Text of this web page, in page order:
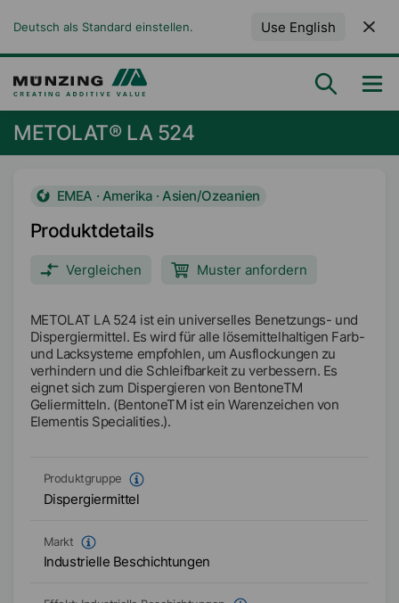
Deutsch als Standard einstellen. Use English
METOLAT® LA 524
EMEA · Amerika · Asien/Ozeanien
Produktdetails
Vergleichen Muster anfordern
METOLAT LA 524 ist ein universelles Benetzungs- und
Dispergiermittel. Es wird für alle lösemittelhaltigen Farb-
und Lacksysteme empfohlen, um Ausflockungen zu
verhindern und die Schleifbarkeit zu verbessern. Es
eignet sich zum Dispergieren von BentoneTM
Geliermitteln. (BentoneTM ist ein Warenzeichen von
Elementis Specialities.).
Produktgruppe
Dispergiermittel
Markt
Industrielle Beschichtungen